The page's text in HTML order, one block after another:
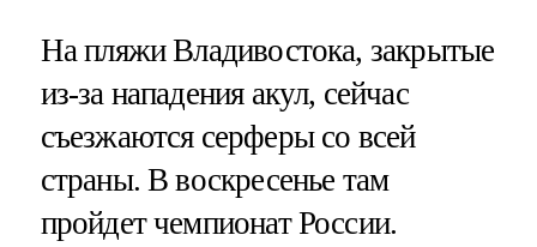
На пляжи Владивостока, закрытые
из-за нападения акул, сейчас
съезжаются серферы со всей
страны. В воскресенье там
пройдет чемпионат России.